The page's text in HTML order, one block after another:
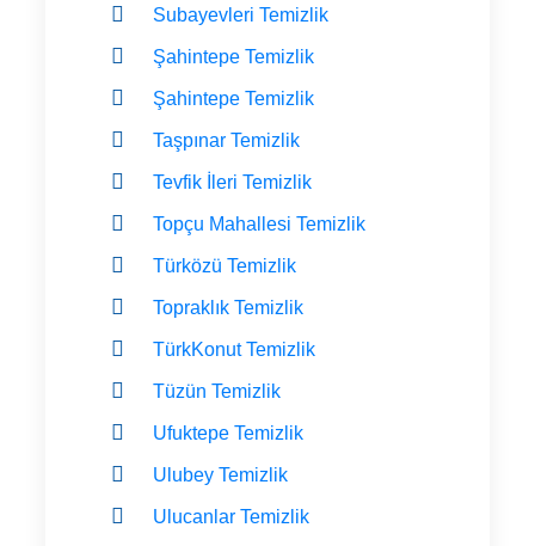
Subayevleri Temizlik
Şahintepe Temizlik
Şahintepe Temizlik
Taşpınar Temizlik
Tevfik İleri Temizlik
Topçu Mahallesi Temizlik
Türközü Temizlik
Topraklık Temizlik
TürkKonut Temizlik
Tüzün Temizlik
Ufuktepe Temizlik
Ulubey Temizlik
Ulucanlar Temizlik